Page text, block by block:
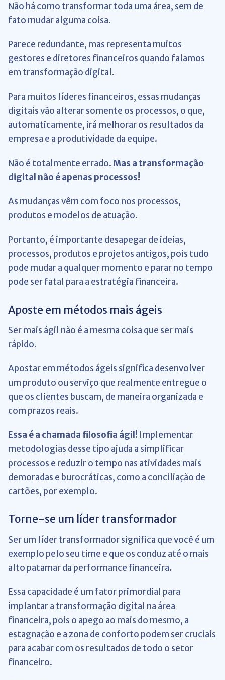
Não há como transformar toda uma área, sem de
fato mudar alguma coisa.
Parece redundante, mas representa muitos
gestores e diretores financeiros quando falamos
em transformação digital.
Para muitos líderes financeiros, essas mudanças
digitais vão alterar somente os processos, o que,
automaticamente, irá melhorar os resultados da
empresa e a produtividade da equipe.
Não é totalmente errado. Mas a transformação
digital não é apenas processos!
As mudanças vêm com foco nos processos,
produtos e modelos de atuação.
Portanto, é importante desapegar de ideias,
processos, produtos e projetos antigos, pois tudo
pode mudar a qualquer momento e parar no tempo
pode ser fatal para a estratégia financeira.
Aposte em métodos mais ágeis
Ser mais ágil não é a mesma coisa que ser mais
rápido.
Apostar em métodos ágeis significa desenvolver
um produto ou serviço que realmente entregue o
que os clientes buscam, de maneira organizada e
com prazos reais.
Essa é a chamada filosofia ágil! Implementar
metodologias desse tipo ajuda a simplificar
processos e reduzir o tempo nas atividades mais
demoradas e burocráticas, como a conciliação de
cartões, por exemplo.
Torne-se um líder transformador
Ser um líder transformador significa que você é um
exemplo pelo seu time e que os conduz até o mais
alto patamar da performance financeira.
Essa capacidade é um fator primordial para
implantar a transformação digital na área
financeira, pois o apego ao mais do mesmo, a
estagnação e a zona de conforto podem ser cruciais
para acabar com os resultados de todo o setor
financeiro.